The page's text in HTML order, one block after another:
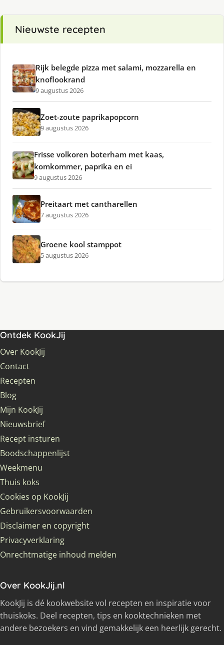
Nieuwste recepten
Rijk belegde pizza met salami, mozzarella en
knoflookrand
9 augustus 2026
Zoet-zoute paprikapopcorn
9 augustus 2026
Frisse volkoren boterham met kaas,
komkommer, paprika en ei
9 augustus 2026
Preitaart met cantharellen
7 augustus 2026
Groene kool stamppot
5 augustus 2026
Ontdek KookJij
Over KookJij
Contact
Recepten
Blog
Mijn KookJij
Nieuwsbrief
Recept insturen
Boodschappenlijst
Weekmenu
Thuis koks
Cookies op KookJij
Gebruikersvoorwaarden
Disclaimer en copyright
Privacyverklaring
Onrechtmatige inhoud melden
Over KookJij.nl
KookJij is dé kookwebsite vol recepten en inspiratie voor
thuiskoks. Deel recepten, tips en kooktechnieken met
andere bezoekers en vind gemakkelijk een heerlijk gerecht.